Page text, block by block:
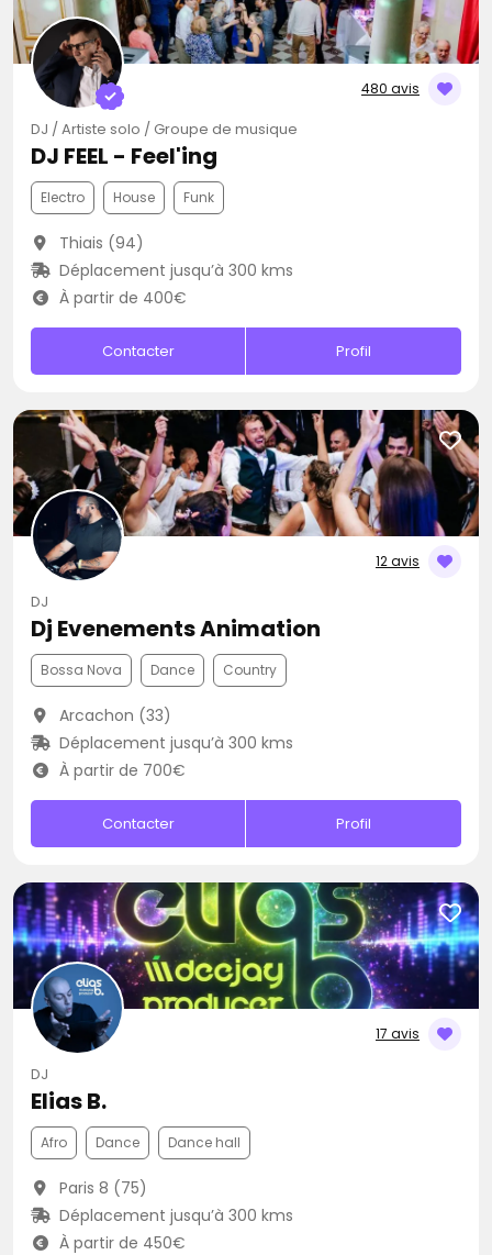
480 avis
DJ / Artiste solo / Groupe de musique
DJ FEEL - Feel'ing
Electro House Funk
Thiais (94)
Déplacement jusqu’à 300 kms
À partir de 400€
Contacter Profil
12 avis
DJ
Dj Evenements Animation
Bossa Nova Dance Country
Arcachon (33)
Déplacement jusqu’à 300 kms
À partir de 700€
Contacter Profil
17 avis
DJ
Elias B.
Afro Dance Dance hall
Paris 8 (75)
Déplacement jusqu’à 300 kms
À partir de 450€